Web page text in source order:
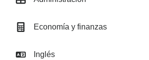
Economía y finanzas
Inglés